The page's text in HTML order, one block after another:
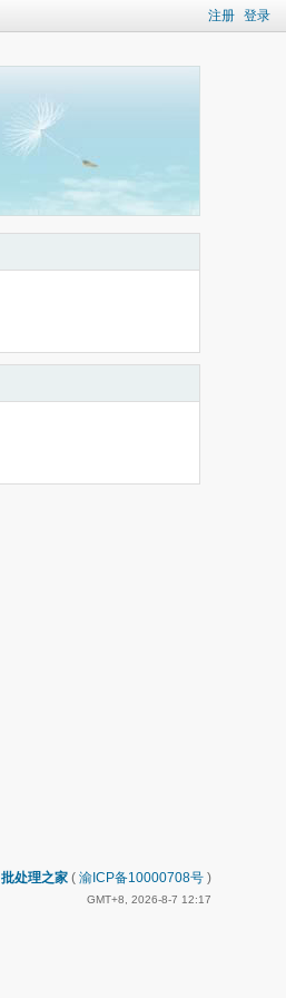
注册 登录
批处理之家 ( 渝ICP备10000708号 )
GMT+8, 2026-8-7 12:17